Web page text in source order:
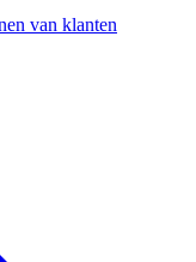
van klanten